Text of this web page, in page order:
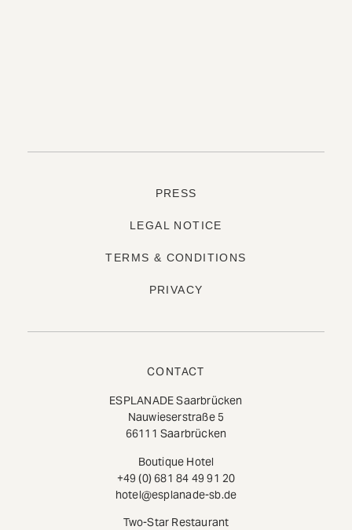
PRESS
LEGAL NOTICE
TERMS & CONDITIONS
PRIVACY
CONTACT
ESPLANADE Saarbrücken
Nauwieserstraße 5
66111 Saarbrücken
Boutique Hotel
+49 (0) 681 84 49 91 20
hotel@esplanade-sb.de
Two-Star Restaurant